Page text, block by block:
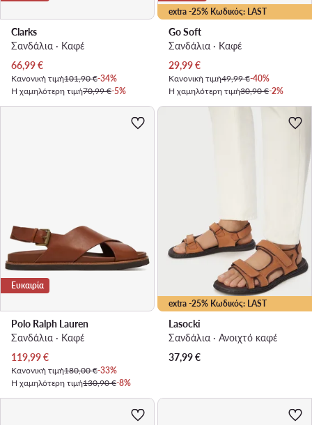
Clarks
Σανδάλια · Καφέ
Τρέχουσα τιμή
66,99€
Κανονική τιμή101,90 €-34%
Η χαμηλότερη τιμή70,99 €-5%
extra -25% Κωδικός: LAST
Go Soft
Σανδάλια · Καφέ
Τρέχουσα τιμή
29,99€
Κανονική τιμή49,99 €-40%
Η χαμηλότερη τιμή30,90 €-2%
Ευκαιρία
Polo Ralph Lauren
Σανδάλια · Καφέ
Τρέχουσα τιμή
119,99€
Κανονική τιμή180,00 €-33%
Η χαμηλότερη τιμή130,90 €-8%
extra -25% Κωδικός: LAST
Lasocki
Σανδάλια · Ανοιχτό καφέ
37,99€